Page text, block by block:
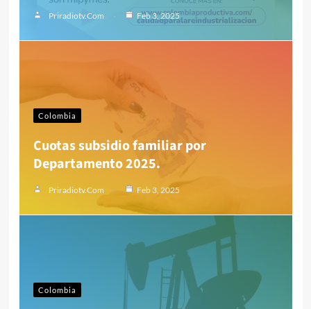
Priradiotv.com Feb 3, 2025
Colombia
Cuotas subsidio familiar por
Departamento 2025.
Priradiotv.com Feb 3, 2025
Colombia